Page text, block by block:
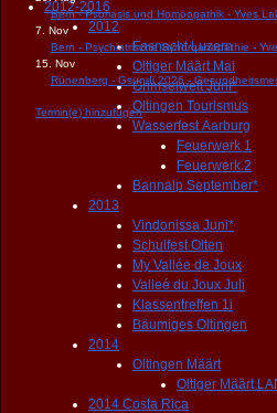
2012-2016
2012
Fasnacht Luzern
Oltiger Määrt Mai
Grimselwelt Juni*
Oltingen Tourismus
Wasserfest Aarburg
Feuerwerk 1
Feuerwerk 2
Bannalp September*
2013
Vindonissa Juni*
Schulfest Olten
My Vallée de Joux
Valleé du Joux Juli
Klassentreffen 1i
Bäumiges Oltingen
2014
Oltingen Määrt
Oltiger Määrt
2014 Costa Rica
Bern - Psoriasis und Homöopathik - Yves
7. Nov
Bern - Psychiatrische Synorganopathie -
15. Nov
Rünenberg - Gsundi 2026 -
Termin(e) hinzufügen